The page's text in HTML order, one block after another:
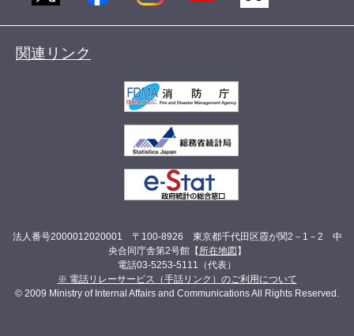
関連リンク
法人番号2000012020001 〒100-8926 東京都千代田区霞が関2－1－2 中
央合同庁舎第2号館【 所在地図 】
電話03-5253-5111（代表）
※ 電話リレーサービス（手話リンク）のご利用について
© 2009 Ministry of Internal Affairs and Communications All Rights Reserved.